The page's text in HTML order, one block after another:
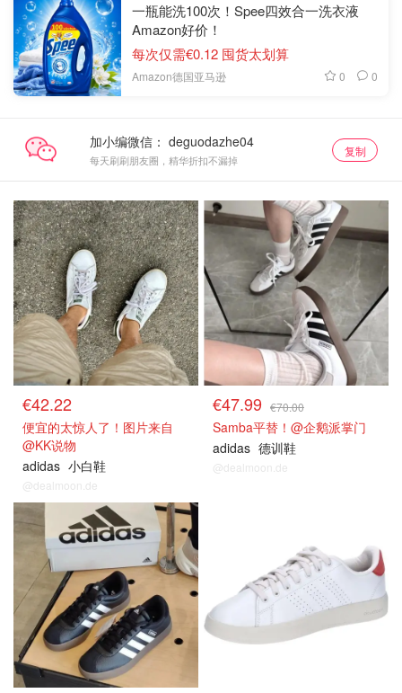
一瓶能洗100次！Spee四效合一洗衣液
Amazon好价！
每次仅需€0.12 囤货太划算
Amazon德国亚马逊 0 0
加小编微信：
每天刷刷朋友圈，精华折扣不漏掉
复制
€42.22
便宜的太惊人了！图片来自
@KK说物
adidas 小白鞋
@dealmoon.de
€47.99 €70.00
Samba平替！@企鹅派掌门
adidas 德训鞋
@dealmoon.de